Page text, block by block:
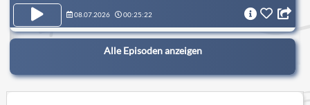
08.07.2026 00:25:22
Alle Episoden anzeigen